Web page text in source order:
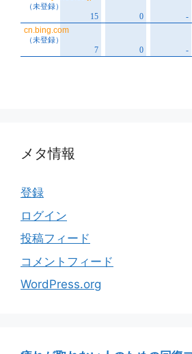
メタ情報
登録
ログイン
投稿フィード
コメントフィード
WordPress.org